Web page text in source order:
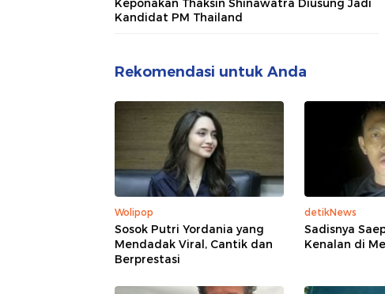
Keponakan Thaksin Shinawatra Diusung Jadi
Kandidat PM Thailand
Rekomendasi untuk Anda
Wolipop
Sosok Putri Yordania yang
Mendadak Viral, Cantik dan
Berprestasi
detikNews
Sadisnya
Kenalan di